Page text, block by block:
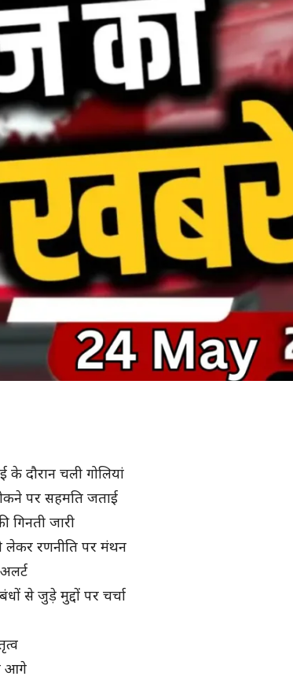
के दौरान चली गोलियां
पर सहमति जताई
गिनती जारी
रणनीति पर मंथन
से जुड़े मुद्दों पर चर्चा
आगे